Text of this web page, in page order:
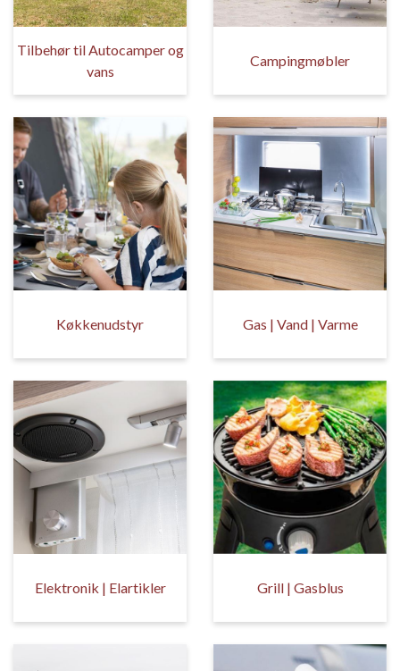
Tilbehør til Autocamper og
vans
Campingmøbler
Køkkenudstyr Gas | Vand | Varme
Elektronik | Elartikler Grill | Gasblus